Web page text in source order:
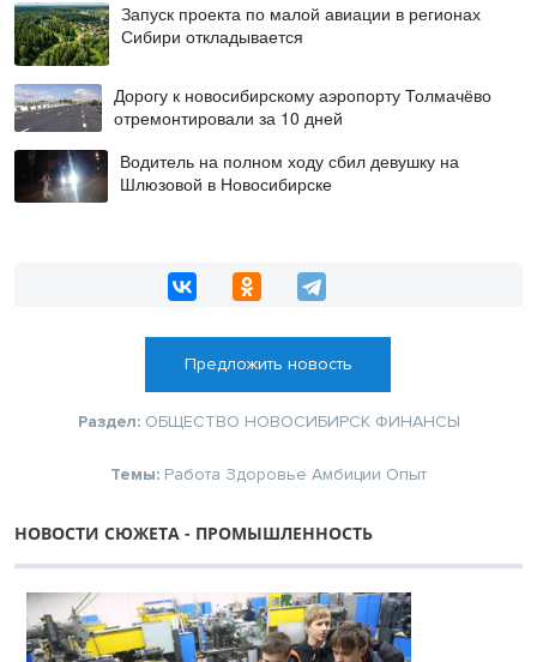
Запуск проекта по малой авиации в регионах
Сибири откладывается
Дорогу к новосибирскому аэропорту Толмачёво
отремонтировали за 10 дней
Водитель на полном ходу сбил девушку на
Шлюзовой в Новосибирске
Предложить новость
Раздел: ОБЩЕСТВО НОВОСИБИРСК ФИНАНСЫ
Темы: Работа Здоровье Амбиции Опыт
НОВОСТИ СЮЖЕТА - ПРОМЫШЛЕННОСТЬ